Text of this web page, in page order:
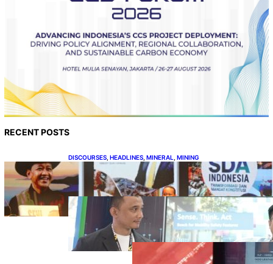
RECENT POSTS
DISCOURSES, HEADLINES, MINERAL MINING
Bahlil Luncurkan 10 Buku Rekam Jejak
Kepemimpinan dan Kebijakan
HEADLINES, TECHNOLOGY
Teknologi Keselamatan,
Penentu Baru Persaingan
Industri Otomotif
DOWNSTREAM
HEADLINES
PETROLEUM